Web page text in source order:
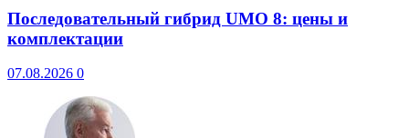
Последовательный гибрид UMO 8: цены и
комплектации
07.08.2026 0